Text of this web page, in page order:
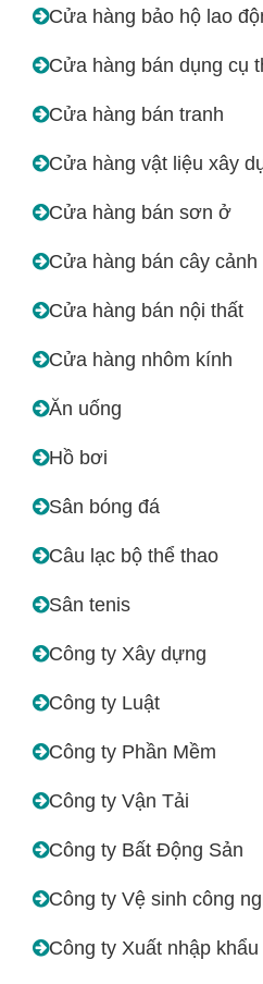
Cửa hàng bảo hộ lao
Cửa hàng bán dụng cụ
Cửa hàng bán tranh
Cửa hàng vật liệu xây
Cửa hàng bán sơn ở
Cửa hàng bán cây cảnh
Cửa hàng bán nội thất
Cửa hàng nhôm kính
Ăn uống
Hồ bơi
Sân bóng đá
Câu lạc bộ thể thao
Sân tenis
Công ty Xây dựng
Công ty Luật
Công ty Phần Mềm
Công ty Vận Tải
Công ty Bất Động Sản
Công ty Vệ sinh công
Công ty Xuất nhập khẩu